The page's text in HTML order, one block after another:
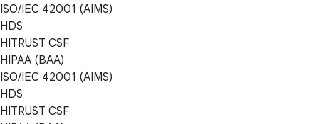
ISO/IEC 42001 (AIMS)
HDS
HITRUST CSF
HIPAA (BAA)
ISO/IEC 42001 (AIMS)
HDS
HITRUST CSF